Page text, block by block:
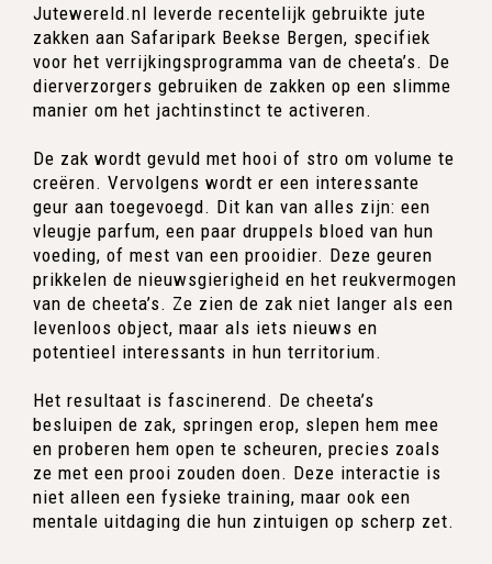
Jutewereld.nl leverde recentelijk gebruikte jute
zakken aan Safaripark Beekse Bergen, specifiek
voor het verrijkingsprogramma van de cheeta’s. De
dierverzorgers gebruiken de zakken op een slimme
manier om het jachtinstinct te activeren.
De zak wordt gevuld met hooi of stro om volume te
creëren. Vervolgens wordt er een interessante
geur aan toegevoegd. Dit kan van alles zijn: een
vleugje parfum, een paar druppels bloed van hun
voeding, of mest van een prooidier. Deze geuren
prikkelen de nieuwsgierigheid en het reukvermogen
van de cheeta’s. Ze zien de zak niet langer als een
levenloos object, maar als iets nieuws en
potentieel interessants in hun territorium.
Het resultaat is fascinerend. De cheeta’s
besluipen de zak, springen erop, slepen hem mee
en proberen hem open te scheuren, precies zoals
ze met een prooi zouden doen. Deze interactie is
niet alleen een fysieke training, maar ook een
mentale uitdaging die hun zintuigen op scherp zet.